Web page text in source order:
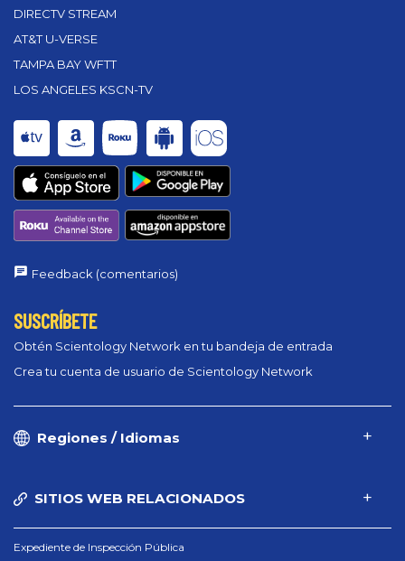
DIRECTV STREAM
AT&T U-VERSE
TAMPA BAY WFTT
LOS ANGELES KSCN-TV
Feedback (comentarios)
SUSCRÍBETE
Obtén Scientology Network en tu bandeja de entrada
Crea tu cuenta de usuario de Scientology Network
Regiones / Idiomas
SITIOS WEB RELACIONADOS
Expediente de Inspección Pública